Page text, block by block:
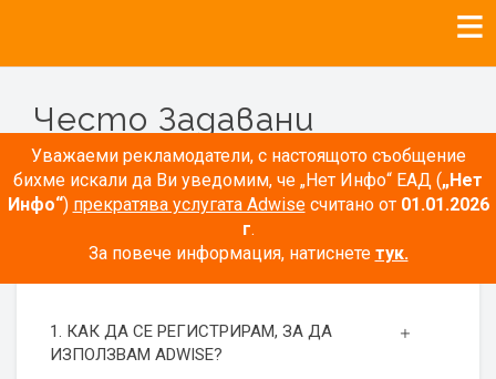
Уважаеми рекламодатели, с настоящото съобщение
бихме искали да Ви уведомим, че „Нет Инфо“ ЕАД („Нет
Инфо“) прекратява услугата Adwiseсчитано от 01.01.2026
г.
За повече информация, натиснете тук.
Често Задавани
Въпроси
РЕГИСТРАЦИЯ
1. КАК ДА СЕ РЕГИСТРИРАМ, ЗА ДА
ИЗПОЛЗВАМ ADWISE?